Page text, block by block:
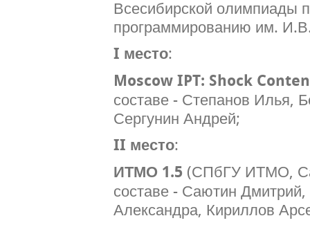
Всесибирской олимпиады
программированию им.
I место:
Moscow IPT: Shock
составе - Степанов Илья,
Сергунин Андрей;
II место:
ИТМО 1.5 (СПбГУ ИТМО,
составе - Саютин
Александра, Кириллов